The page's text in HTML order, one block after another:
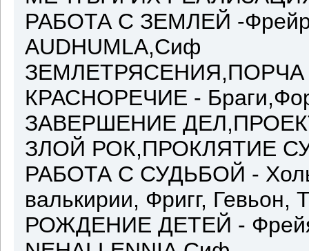
РАБОТА С ЗЕМЛЕЙ -
AUDHUMLA,Сиф
ЗЕМЛЕТРЯСЕНИЯ,ПОРЧА
КРАСНОРЕЧИЕ -
ЗАВЕРШЕНИЕ
ЗЛОЙ РОК,ПРОКЛЯТИЕ
РАБОТА С СУДЬБОЙ -
валькирии, Фригг, Гевьон,
РОЖДЕНИЕ ДЕТЕЙ - Фрейя,